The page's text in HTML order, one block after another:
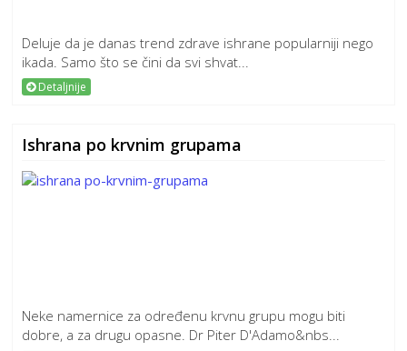
Deluje da je danas trend zdrave ishrane popularniji nego
ikada. Samo što se čini da svi shvat...
Detaljnije
Ishrana po krvnim grupama
Neke namernice za određenu krvnu grupu mogu biti
dobre, a za drugu opasne. Dr Piter D'Adamo&nbs...